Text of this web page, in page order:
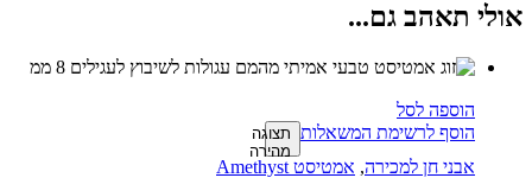
אולי תאהב גם...
הוספה לסל
הוסף לרשימת המשאלות תצוגה
מהירה
אבני חן למכירה, אמטיסט Amethyst